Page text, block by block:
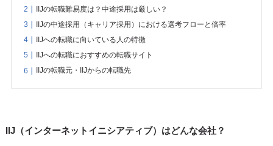
IIJの転職難易度は？中途採用は厳しい？
IIJの中途採用（キャリア採用）における選考フローと倍率
IIJへの転職に向いている人の特徴
IIJへの転職におすすめの転職サイト
IIJの転職元・IIJからの転職先
IIJ（インターネットイニシアティブ）はどんな会社？